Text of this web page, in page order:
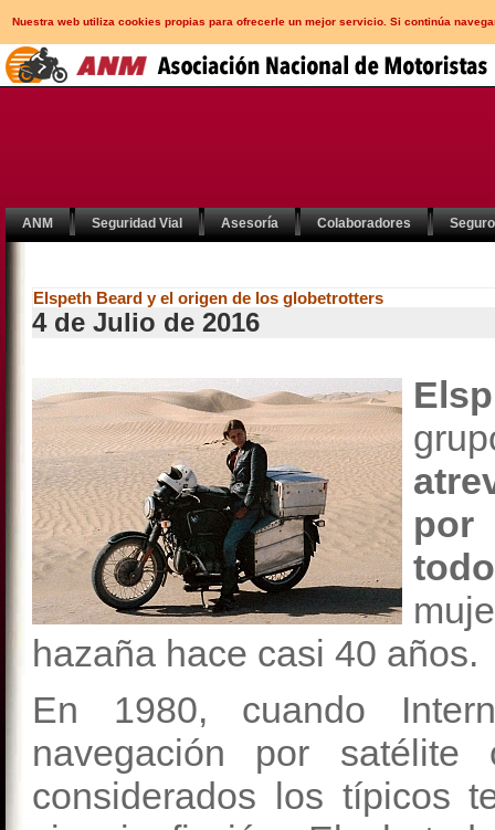
Nuestra web utiliza cookies propias para ofrecerle un mejor servicio. Si continúa
ANM Seguridad Vial Asesoría Colaboradores
Elspeth Beard y el origen de los globetrotters
4 de Julio de 2016
por
todo
hazaña hace casi 40 años.
En 1980, cuando
navegación por
considerados los típicos